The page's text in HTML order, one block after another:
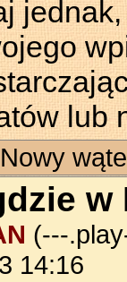
lub
Nowy
w
(---
14:16